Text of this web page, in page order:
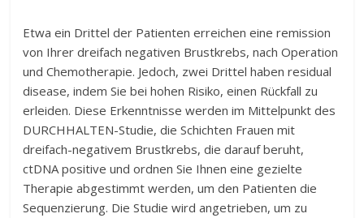
Etwa ein Drittel der Patienten erreichen eine remission
von Ihrer dreifach negativen Brustkrebs, nach Operation
und Chemotherapie. Jedoch, zwei Drittel haben residual
disease, indem Sie bei hohen Risiko, einen Rückfall zu
erleiden. Diese Erkenntnisse werden im Mittelpunkt des
DURCHHALTEN-Studie, die Schichten Frauen mit
dreifach-negativem Brustkrebs, die darauf beruht,
ctDNA positive und ordnen Sie Ihnen eine gezielte
Therapie abgestimmt werden, um den Patienten die
Sequenzierung. Die Studie wird angetrieben, um zu